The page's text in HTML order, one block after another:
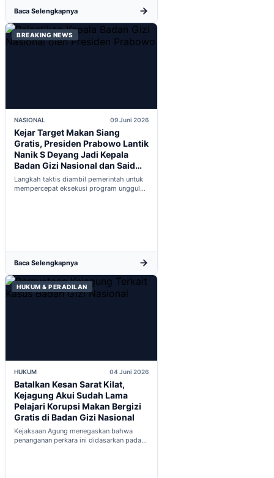
Baca Selengkapnya
BREAKING NEWS
NASIONAL 09 Juni 2026
Kejar Target Makan Siang
Gratis, Presiden Prabowo Lantik
Nanik S Deyang Jadi Kepala
Badan Gizi Nasional dan Said
Iqbal PKP Buruh
Langkah taktis diambil pemerintah untuk
mempercepat eksekusi program unggulan
Baca Selengkapnya
HUKUM & PERADILAN
HUKUM 04 Juni 2026
Batalkan Kesan Sarat Kilat,
Kejagung Akui Sudah Lama
Pelajari Korupsi Makan Bergizi
Gratis di Badan Gizi Nasional
Kejaksaan Agung menegaskan bahwa
penanganan perkara ini didasarkan pada